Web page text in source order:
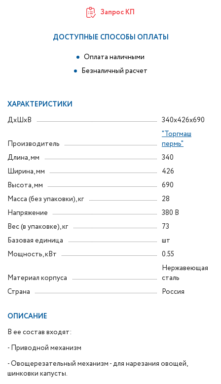
Запрос КП
ДОСТУПНЫЕ СПОСОБЫ ОПЛАТЫ
Оплата наличными
Безналичный расчет
ХАРАКТЕРИСТИКИ
ДxШxВ
340x426x690
Производитель
"Торгмаш
пермь"
Длина, мм
340
Ширина, мм
426
Высота, мм
690
Масса (без упаковки), кг
28
Напряжение
380 В
Вес (в упаковке), кг
73
Базовая единица
шт
Мощность, кВт
0.55
Материал корпуса
Нержавеющая
сталь
Страна
Россия
ОПИСАНИЕ
В ее состав входят:
- Приводной механизм
- Овощерезательный механизм - для нарезания овощей,
шинковки капусты.